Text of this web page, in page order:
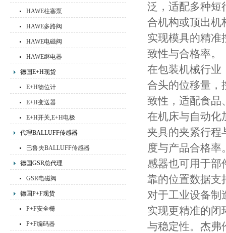
HAWE柱塞泵
HAWE多路阀
HAWE电磁阀
HAWE继电器
德国E+H现货
E+H物位计
E+H变送器
E+H开关,E+H电极
代理BALLUFF传感器
巴鲁夫BALLUFF传感器
德国GSR总代理
GSR电磁阀
德国P+F现货
P+F安全栅
P+F编码器
泛，适配多种短
合机构或顶出机
实现模具的精准
致性与合格率。
在包装机械行业
合头的位移量，
致性，适配食品
在机床与自动化
夹具的夹紧行程
度与产品合格
感器也可用于部
靠的位置数据支
对于工业设备制
实现更精准的闭
与稳定性。杰弗